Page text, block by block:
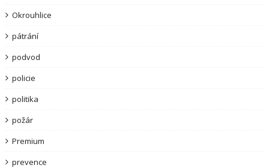
Okrouhlice
pátrání
podvod
policie
politika
požár
Premium
prevence